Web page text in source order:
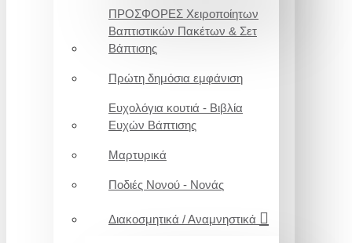
ΠΡΟΣΦΟΡΕΣ Χειροποίητων
Βαπτιστικών Πακέτων & Σετ
Βάπτισης
Πρώτη δημόσια εμφάνιση
Ευχολόγια κουτιά - Βιβλία
Ευχών Βάπτισης
Μαρτυρικά
Ποδιές Νονού - Νονάς
Διακοσμητικά / Αναμνηστικά